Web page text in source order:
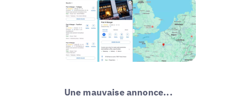
Une mauvaise annonce...